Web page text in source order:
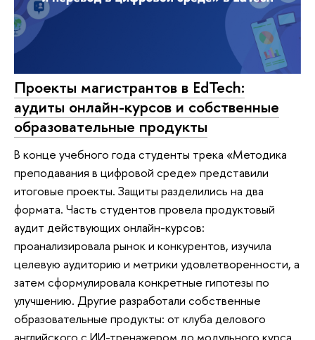
Проекты магистрантов в EdTech:
аудиты онлайн-курсов и собственные
образовательные продукты
В конце учебного года студенты трека «Методика
преподавания в цифровой среде» представили
итоговые проекты. Защиты разделились на два
формата. Часть студентов провела продуктовый
аудит действующих онлайн-курсов:
проанализировала рынок и конкурентов, изучила
целевую аудиторию и метрики удовлетворенности, а
затем сформулировала конкретные гипотезы по
улучшению. Другие разработали собственные
образовательные продукты: от клуба делового